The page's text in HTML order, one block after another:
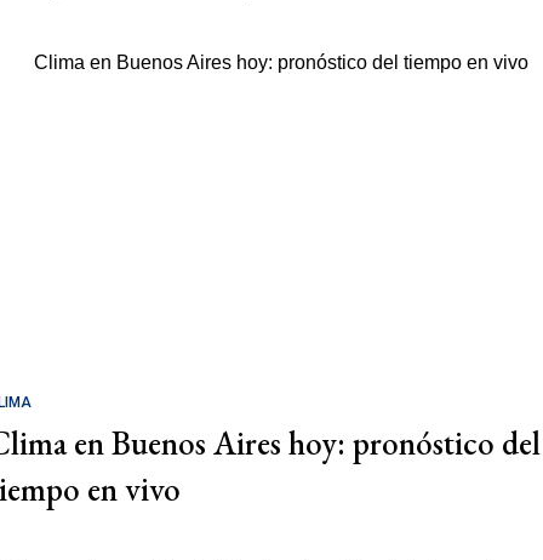
en Buenos Aires hoy: pronóstico del
en vivo